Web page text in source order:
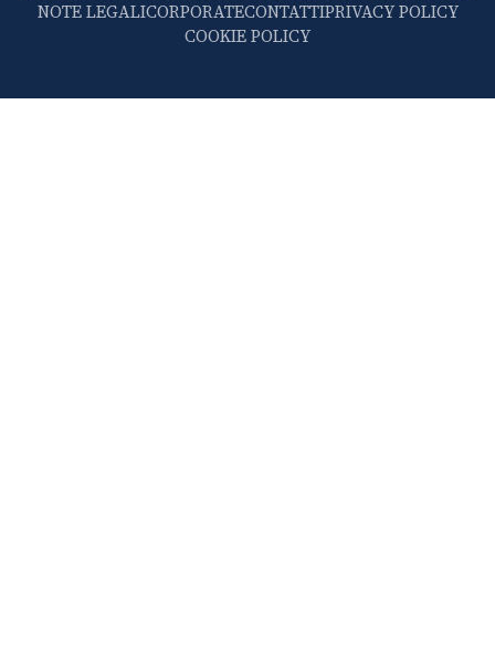
NOTE LEGALICORPORATECONTATTIPRIVACY POLICY
COOKIE POLICY